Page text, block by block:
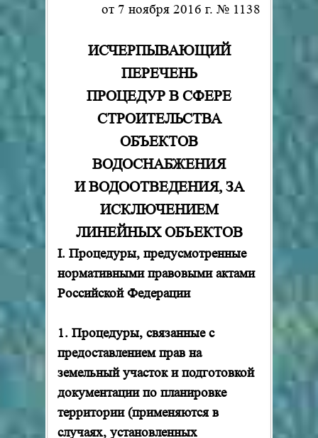
от 7 ноября 2016 г. № 1138
ИСЧЕРПЫВАЮЩИЙ
ПЕРЕЧЕНЬ
ПРОЦЕДУР В СФЕРЕ
СТРОИТЕЛЬСТВА
ОБЪЕКТОВ
ВОДОСНАБЖЕНИЯ
И ВОДООТВЕДЕНИЯ, ЗА
ИСКЛЮЧЕНИЕМ
ЛИНЕЙНЫХ ОБЪЕКТОВ
I. Процедуры, предусмотренные
нормативными правовыми актами
Российской Федерации
1. Процедуры, связанные с
предоставлением прав на
земельный участок и подготовкой
документации по планировке
территории (применяются в
случаях, установленных